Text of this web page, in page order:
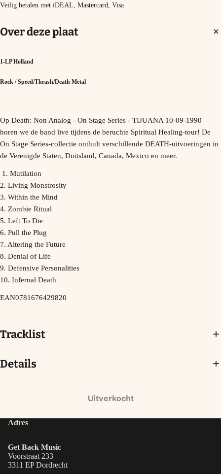
Veilig betalen met iDEAL, Mastercard, Visa
Over deze plaat
1-LP Holland
Rock / Speed/Thrash/Death Metal
Op Death: Non Analog - On Stage Series - TIJUANA 10-09-1990
horen we de band live tijdens de beruchte Spiritual Healing-tour! De
On Stage Series-collectie onthult verschillende DEATH-uitvoeringen in
de Verenigde Staten, Duitsland, Canada, Mexico en meer.
1. Mutilation
2. Living Monstrosity
3. Within the Mind
4. Zombie Ritual
5. Left To Die
6. Pull the Plug
7. Altering the Future
8. Denial of Life
9. Defensive Personalities
10. Infernal Death
EAN0781676429820
Tracklist
Details
Uitverkocht
Adres
Get Back Music
Voorstraat 233
3311 EP Dordrecht